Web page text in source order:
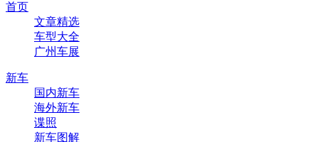
首页
文章精选
车型大全
广州车展
新车
国内新车
海外新车
谍照
新车图解